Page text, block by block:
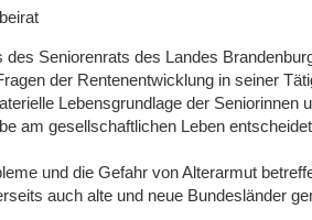
Seniorenrats des Landes
der Rentenentwicklung in seiner
Lebensgrundlage der Seniorinnen
am gesellschaftlichen Leben
und die Gefahr von Alterarmut
auch alte und neue Bundesländer